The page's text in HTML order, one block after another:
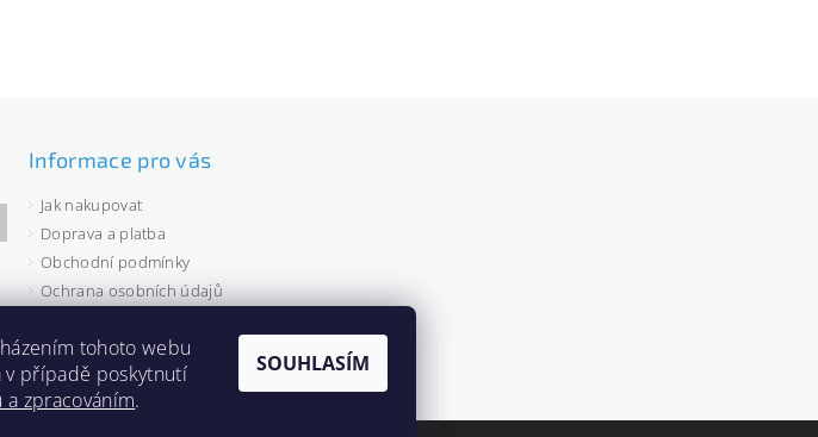
Informace pro vás
Jak nakupovat
Doprava a platba
Obchodní podmínky
Ochrana osobních údajů
Zásady používání souborů cookies
tohoto webu
v případě poskytnutí
a zpracováním.
SOUHLASÍM